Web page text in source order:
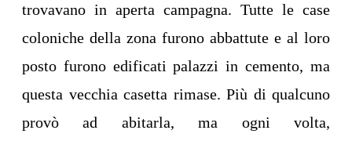
trovavano in aperta campagna. Tutte le case
coloniche della zona furono abbattute e al loro
posto furono edificati palazzi in cemento, ma
questa vecchia casetta rimase. Più di qualcuno
provò ad abitarla, ma ogni volta,